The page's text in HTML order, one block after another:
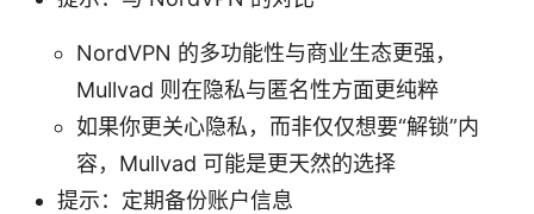
NordVPN 的多功能性与商业生态更强，
Mullvad 则在隐私与匿名性方面更纯粹
如果你更关心隐私，而非仅仅想要“解锁”内
容，Mullvad 可能是更天然的选择
提示：定期备份账户信息